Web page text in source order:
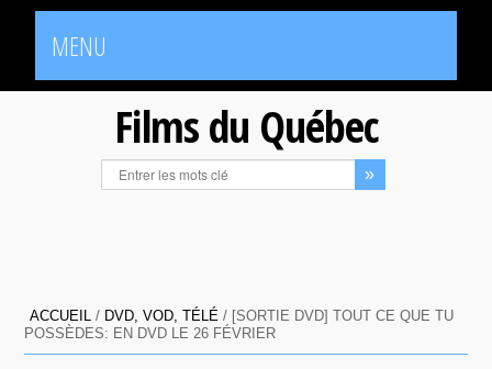
MENU
Films du Québec
ACCUEIL / DVD, VOD, TÉLÉ / [SORTIE DVD] TOUT CE QUE TU
POSSÈDES: EN DVD LE 26 FÉVRIER